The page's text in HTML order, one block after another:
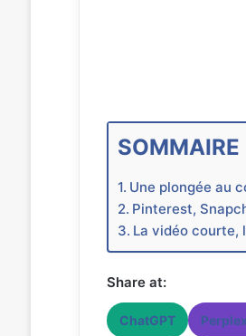
SOMMAIRE
Une plongée au
Pinterest,
La vidéo courte,
Share at:
ChatGPT